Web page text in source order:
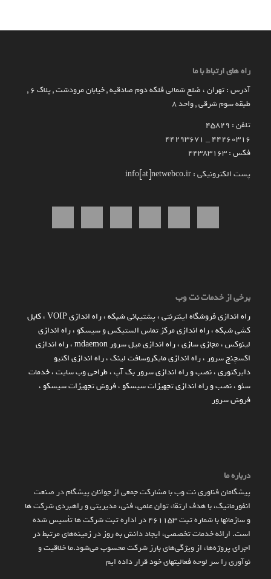
راه های ارتباط با ما
آدرس : تهران ، ضلع شمالی فلکه دوم صادقیه , خیابان مرودشت , پلاک ۶ ,
طبقه سوم شرقی , واحد ۸
تلفن : 45829
۴۴۲۶۰۳۱۶ _ 44293671
فکس : 44383163
پست الکترونیکی : info[at]netwebco.ir
برخی از خدمات نت وب
راه اندازي فروشگاه اينترنتي،پشتیبانی شبکه،راه اندازی VOIP ،کابل
کشی شبکه،راه اندازی مرکز تماس الستیکس و سیسکو ،راه اندازی
لینوکس،مجازی سازی،راه اندازی میل سرور mdaemon ،راه اندازی
اکسچنج سرور ،راه اندازی مایکروسافت لینک،راه اندازی اکتیو
دایرکتوری،نصب و راه اندازی سرور بک آپ،طراحی وب سایت،خدمات
سئو ،نصب و راه اندازی تجهیزات سیسکو ،فروش تجهیزات سیسکو ،
فروش سرور
درباره ما
پیشگامان فناوری نت وب با مشارکت جمعی از جوانان پیشگام در صنعت
انفورماتیک، با هدف ارتقاء توان علمی، فنی، مدیریتی و راهبردی شرکت ها
و سازمان­ها با شماره ثبت 461153 در اداره ثبت شرکت ها تأسیس شده
است. ارائه خدمات تخصصی، ایجاد دانش به‌ روز در زمینه‌های مرتبط در
اجرای پروژه‌ها، از ویژگی‌های بارز شرکت محسوب می‌شود.ما خلاقیت و
نوآوری را سر لوحه فعالیتهای خود قرار داده ایم